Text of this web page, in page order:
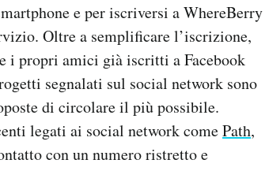
e per iscriversi a WhereBerry
Oltre a semplificare l’iscrizione,
i propri amici già iscritti a Facebook
segnalati sul social network sono
di circolare il più possibile.
legati ai social network comePath,
con un numero ristretto e